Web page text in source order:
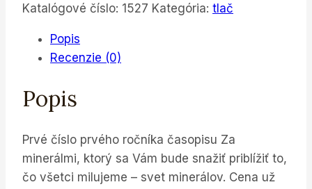
Katalógové číslo: 1527 Kategória: tlač
Popis
Recenzie (0)
Popis
Prvé číslo prvého ročníka časopisu Za
minerálmi, ktorý sa Vám bude snažiť priblížiť to,
čo všetci milujeme – svet minerálov. Cena už